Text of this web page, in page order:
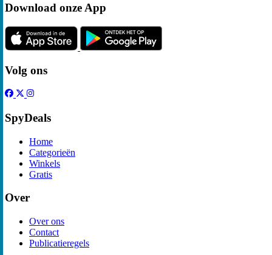
Download onze App
Volg ons
SpyDeals
Home
Categorieën
Winkels
Gratis
Over
Over ons
Contact
Publicatieregels